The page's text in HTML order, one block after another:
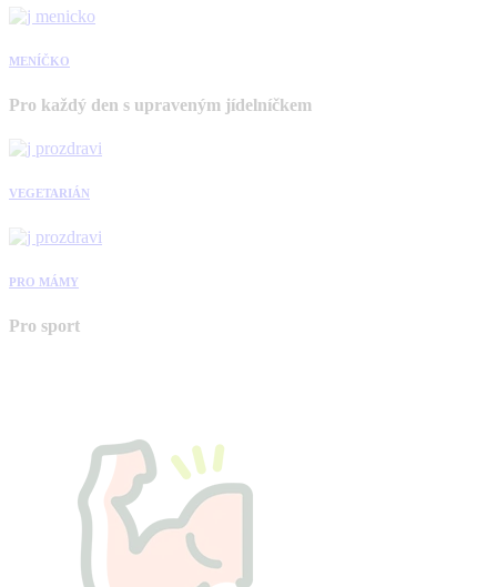
MENÍČKO
Pro každý den s upraveným jídelníčkem
VEGETARIÁN
PRO MÁMY
Pro sport